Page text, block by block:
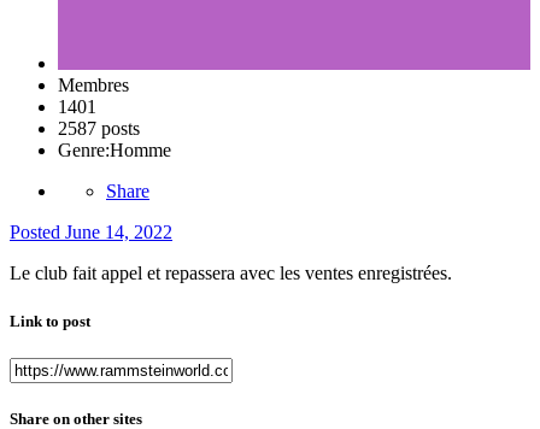
Membres
1401
2587 posts
Genre:Homme
Share
Posted June 14, 2022
Le club fait appel et repassera avec les ventes enregistrées.
Link to post
Share on other sites